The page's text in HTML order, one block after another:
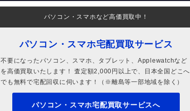
パソコン・スマホなど高価買取中！
パソコン・スマホ宅配買取サービス
不要になったパソコン、スマホ、タブレット、Applewatchなど
を高価買取いたします！ 査定額2,000円以上で、日本全国どこへ
でも無料で宅配回収に伺います！（※離島等一部地域を除く）
パソコン・スマホ宅配買取サービスへ